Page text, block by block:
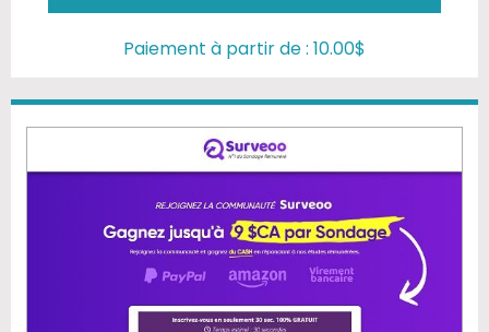
Paiement à partir de : 10.00$